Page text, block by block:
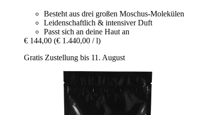
Besteht aus drei großen Moschus-Molekülen
Leidenschaftlich & intensiver Duft
Passt sich an deine Haut an
€ 144,00 (€ 1.440,00 / l)
Gratis Zustellung bis 11. August